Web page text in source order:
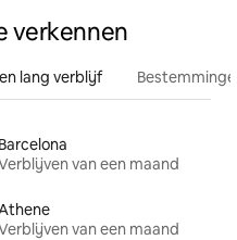
verkennen
lang verblijf
Barcelona
van een maand
van een maand